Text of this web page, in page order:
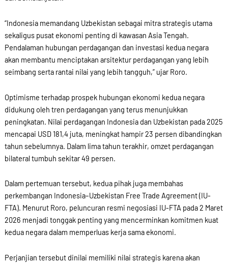
“Indonesia memandang Uzbekistan sebagai mitra strategis utama
sekaligus pusat ekonomi penting di kawasan Asia Tengah.
Pendalaman hubungan perdagangan dan investasi kedua negara
akan membantu menciptakan arsitektur perdagangan yang lebih
seimbang serta rantai nilai yang lebih tangguh,” ujar Roro.
Optimisme terhadap prospek hubungan ekonomi kedua negara
didukung oleh tren perdagangan yang terus menunjukkan
peningkatan. Nilai perdagangan Indonesia dan Uzbekistan pada 2025
mencapai USD 181,4 juta, meningkat hampir 23 persen dibandingkan
tahun sebelumnya. Dalam lima tahun terakhir, omzet perdagangan
bilateral tumbuh sekitar 49 persen.
Dalam pertemuan tersebut, kedua pihak juga membahas
perkembangan Indonesia–Uzbekistan Free Trade Agreement (IU-
FTA). Menurut Roro, peluncuran resmi negosiasi IU-FTA pada 2 Maret
2026 menjadi tonggak penting yang mencerminkan komitmen kuat
kedua negara dalam memperluas kerja sama ekonomi.
Perjanjian tersebut dinilai memiliki nilai strategis karena akan